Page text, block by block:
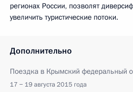
регионах России, позволят
увеличить туристические потоки.
Дополнительно
Поездка в Крымский федеральный
17 − 19 августа 2015 года